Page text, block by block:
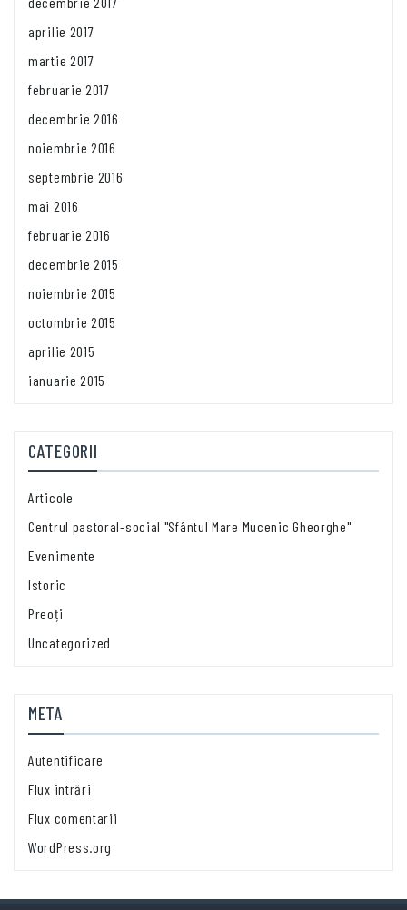
aprilie 2017
martie 2017
februarie 2017
decembrie 2016
noiembrie 2016
septembrie 2016
mai 2016
februarie 2016
decembrie 2015
noiembrie 2015
octombrie 2015
aprilie 2015
ianuarie 2015
CATEGORII
Articole
Centrul pastoral-social "Sfântul Mare Mucenic Gheorghe"
Evenimente
Istoric
Preoți
Uncategorized
META
Autentificare
Flux intrări
Flux comentarii
WordPress.org